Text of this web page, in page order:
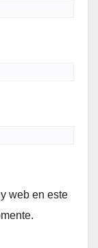
web en este